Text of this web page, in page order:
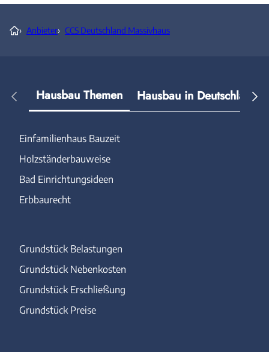
› Anbieter› CCS Deutschland Massivhaus
Hausbau Themen Hausbau in Deutschland
Einfamilienhaus Bauzeit
Holzständerbauweise
Bad Einrichtungsideen
Erbbaurecht
Grundstück Belastungen
Grundstück Nebenkosten
Grundstück Erschließung
Grundstück Preise